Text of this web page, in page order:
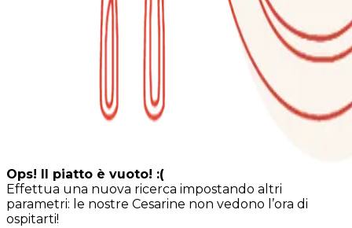
Ops! Il piatto è vuoto! :(
Effettua una nuova ricerca impostando altri
parametri: le nostre Cesarine non vedono l’ora di
ospitarti!